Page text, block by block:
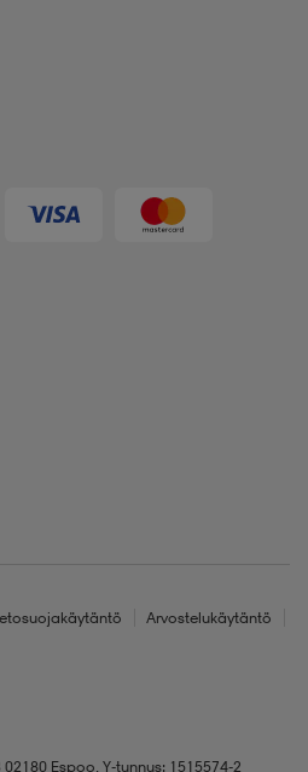
Arvostelukäytäntö
Espoo, Y-tunnus: 1515574-2